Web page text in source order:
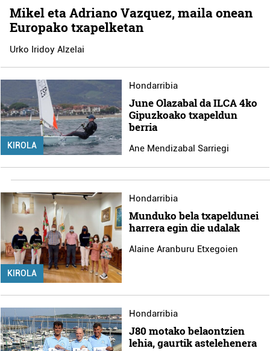
Mikel eta Adriano Vazquez, maila onean
Europako txapelketan
Urko Iridoy Alzelai
KIROLA
Hondarribia
June Olazabal da ILCA 4ko
Gipuzkoako txapeldun
berria
Ane Mendizabal Sarriegi
KIROLA
Hondarribia
Munduko bela txapeldunei
harrera egin die udalak
Alaine Aranburu Etxegoien
Hondarribia
J80 motako belaontzien
lehia, gaurtik astelehenera